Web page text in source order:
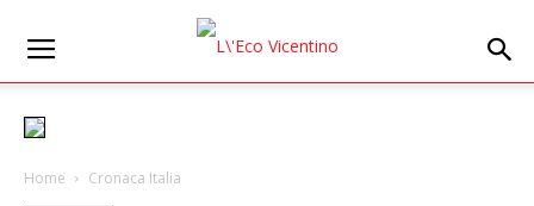
Home Cronaca Italia